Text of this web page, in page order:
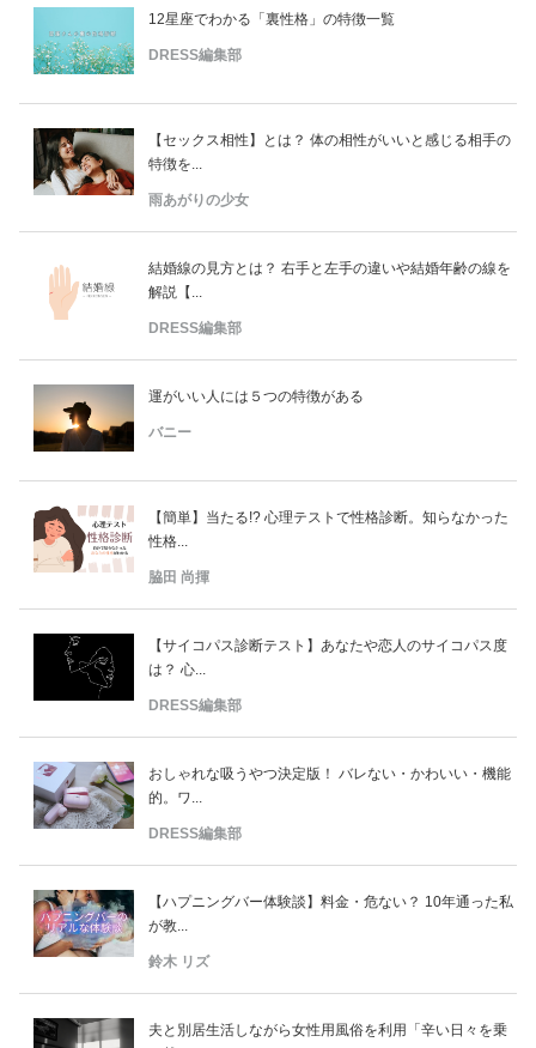
12星座でわかる「裏性格」の特徴一覧
DRESS編集部
【セックス相性】とは？ 体の相性がいいと感じる相手の
特徴を...
雨あがりの少女
結婚線の見方とは？ 右手と左手の違いや結婚年齢の線を
解説【...
DRESS編集部
運がいい人には５つの特徴がある
バニー
【簡単】当たる!? 心理テストで性格診断。知らなかった
性格...
脇田 尚揮
【サイコパス診断テスト】あなたや恋人のサイコパス度
は？ 心...
DRESS編集部
おしゃれな吸うやつ決定版！ バレない・かわいい・機能
的。ワ...
DRESS編集部
【ハプニングバー体験談】料金・危ない？ 10年通った私
が教...
鈴木 リズ
夫と別居生活しながら女性用風俗を利用「辛い日々を乗